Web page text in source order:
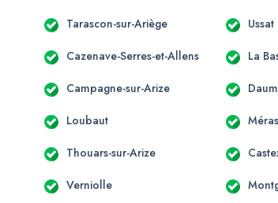
Tarascon-sur-Ariège Ussat
Cazenave-Serres-et-Allens La
Campagne-sur-Arize
Loubaut Méras
Thouars-sur-Arize
Verniolle